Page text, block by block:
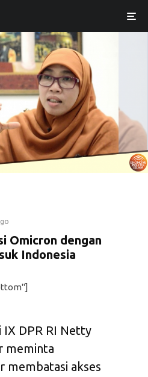
Omicron dengan
Indonesia
DPR RI Netty
meminta
membatasi akses